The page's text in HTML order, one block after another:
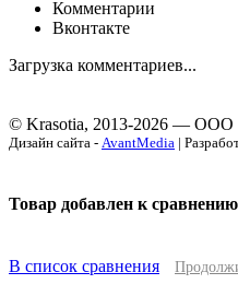
Комментарии
Вконтакте
Загрузка комментариев...
© Krasotia, 2013-2026 — ООО
Дизайн сайта - AvantMedia |
Товар добавлен к сравнению
В список сравнения